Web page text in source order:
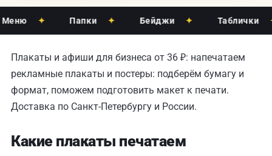
✦ Папки ✦ Бейджи ✦ Таблички ✦
Плакаты и афиши для бизнеса от 36 ₽: напечатаем
рекламные плакаты и постеры: подберём бумагу и
формат, поможем подготовить макет к печати.
Доставка по Санкт-Петербургу и России.
Какие плакаты печатаем